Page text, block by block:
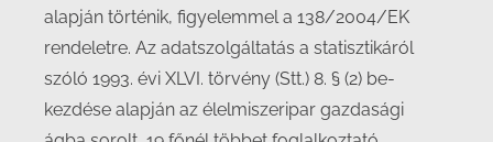
alapján történik, figyelemmel a 138/2004/EK
rendeletre. Az adatszolgáltatás a statisztikáról
szóló 1993. évi XLVI. törvény (Stt.) 8. § (2) be-
kezdése alapján az élelmiszeripar gazdasági